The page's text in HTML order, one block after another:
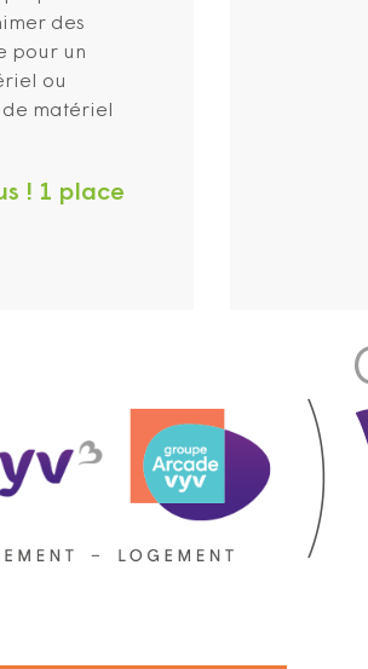
des
pour un
ou
matériel
! 1 place